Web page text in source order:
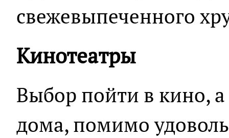
свежевыпеченного
Кинотеатры
Выбор пойти в кино,
дома, помимо